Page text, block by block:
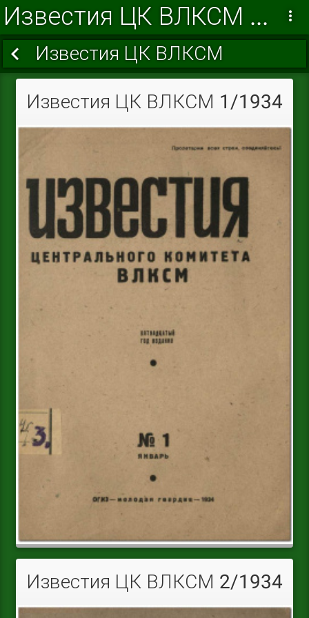
Известия ЦК ВЛКСМ 1934
Известия ЦК ВЛКСМ
Известия ЦК ВЛКСМ 1/1934
Известия ЦК ВЛКСМ 2/1934